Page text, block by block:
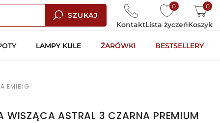
SZUKAJ
0
Lista życzeń
0
Koszyk
Kontakt
LAMPY KULE ŻARÓWKI BESTSELLERY
EMIBIG
WISZĄCA ASTRAL 3 CZARNA PREMIUM